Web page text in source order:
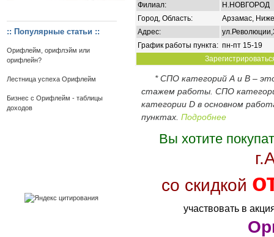
:: Популярные статьи ::
Орифлейм, орифлэйм или
орифлейн?
Лестница успеха Орифлейм
Бизнес с Орифлейм - таблицы
доходов
Филиал:
Н.НОВГОРОД
Город, Область:
Арзамас,
Адрес:
График работы пункта: пн-пт 15-19
* СПО категорий А и В –
стажем работы. СПО
категории D в основном
пунктах. Подробнее
Вы хотите
со скидкой
участвовать в